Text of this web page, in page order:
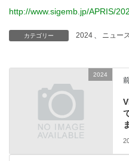
http://www.sigemb.jp/APRIS/
カテゴリー 2024 、 ニュー
2024